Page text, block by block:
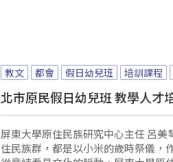
教文 都會 假日幼兒班 培訓課程
北市原民假日幼兒班 教學人才
屏東大學原住民族研究中心主任 呂
住民族群，都是以小米的歲時祭儀，